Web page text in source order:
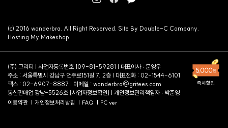
(c) 2016 wonderbra. All Right Reserved. Site By Double-C Company.
Hosting My Makeshop.
(주) 그리티 | 사업자등록번호 109-81-59281 | 대표이사 : 문영우
주소 : 서울특별시 강남구 언주로151길 7, 2층 | 대표전화 : 02-1544-6101
팩스 : 02-6907-8887 | 이메일 : wonderbra@gritees.com
통신판매업 강남-5526호 [사업자정보확인] | 개인정보관리책임자 : 박준영
이용약관 개인정보처리방침 FAQ PC ver